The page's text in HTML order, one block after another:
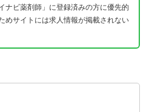
ナビ薬剤師」に登録済みの方に優先的
めサイトには求人情報が掲載されない